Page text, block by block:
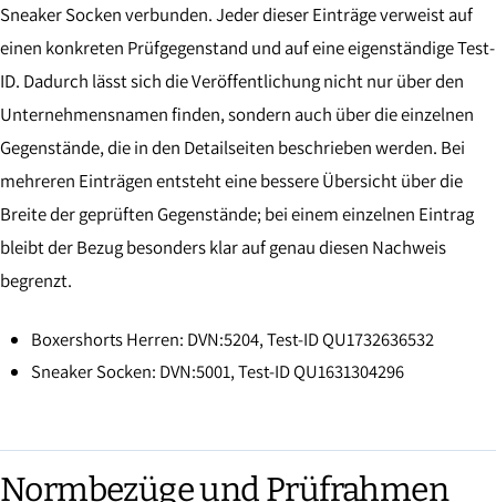
Sneaker Socken verbunden. Jeder dieser Einträge verweist auf
einen konkreten Prüfgegenstand und auf eine eigenständige Test-
ID. Dadurch lässt sich die Veröffentlichung nicht nur über den
Unternehmensnamen finden, sondern auch über die einzelnen
Gegenstände, die in den Detailseiten beschrieben werden. Bei
mehreren Einträgen entsteht eine bessere Übersicht über die
Breite der geprüften Gegenstände; bei einem einzelnen Eintrag
bleibt der Bezug besonders klar auf genau diesen Nachweis
begrenzt.
Boxershorts Herren: DVN:5204, Test-ID QU1732636532
Sneaker Socken: DVN:5001, Test-ID QU1631304296
Normbezüge und Prüfrahmen